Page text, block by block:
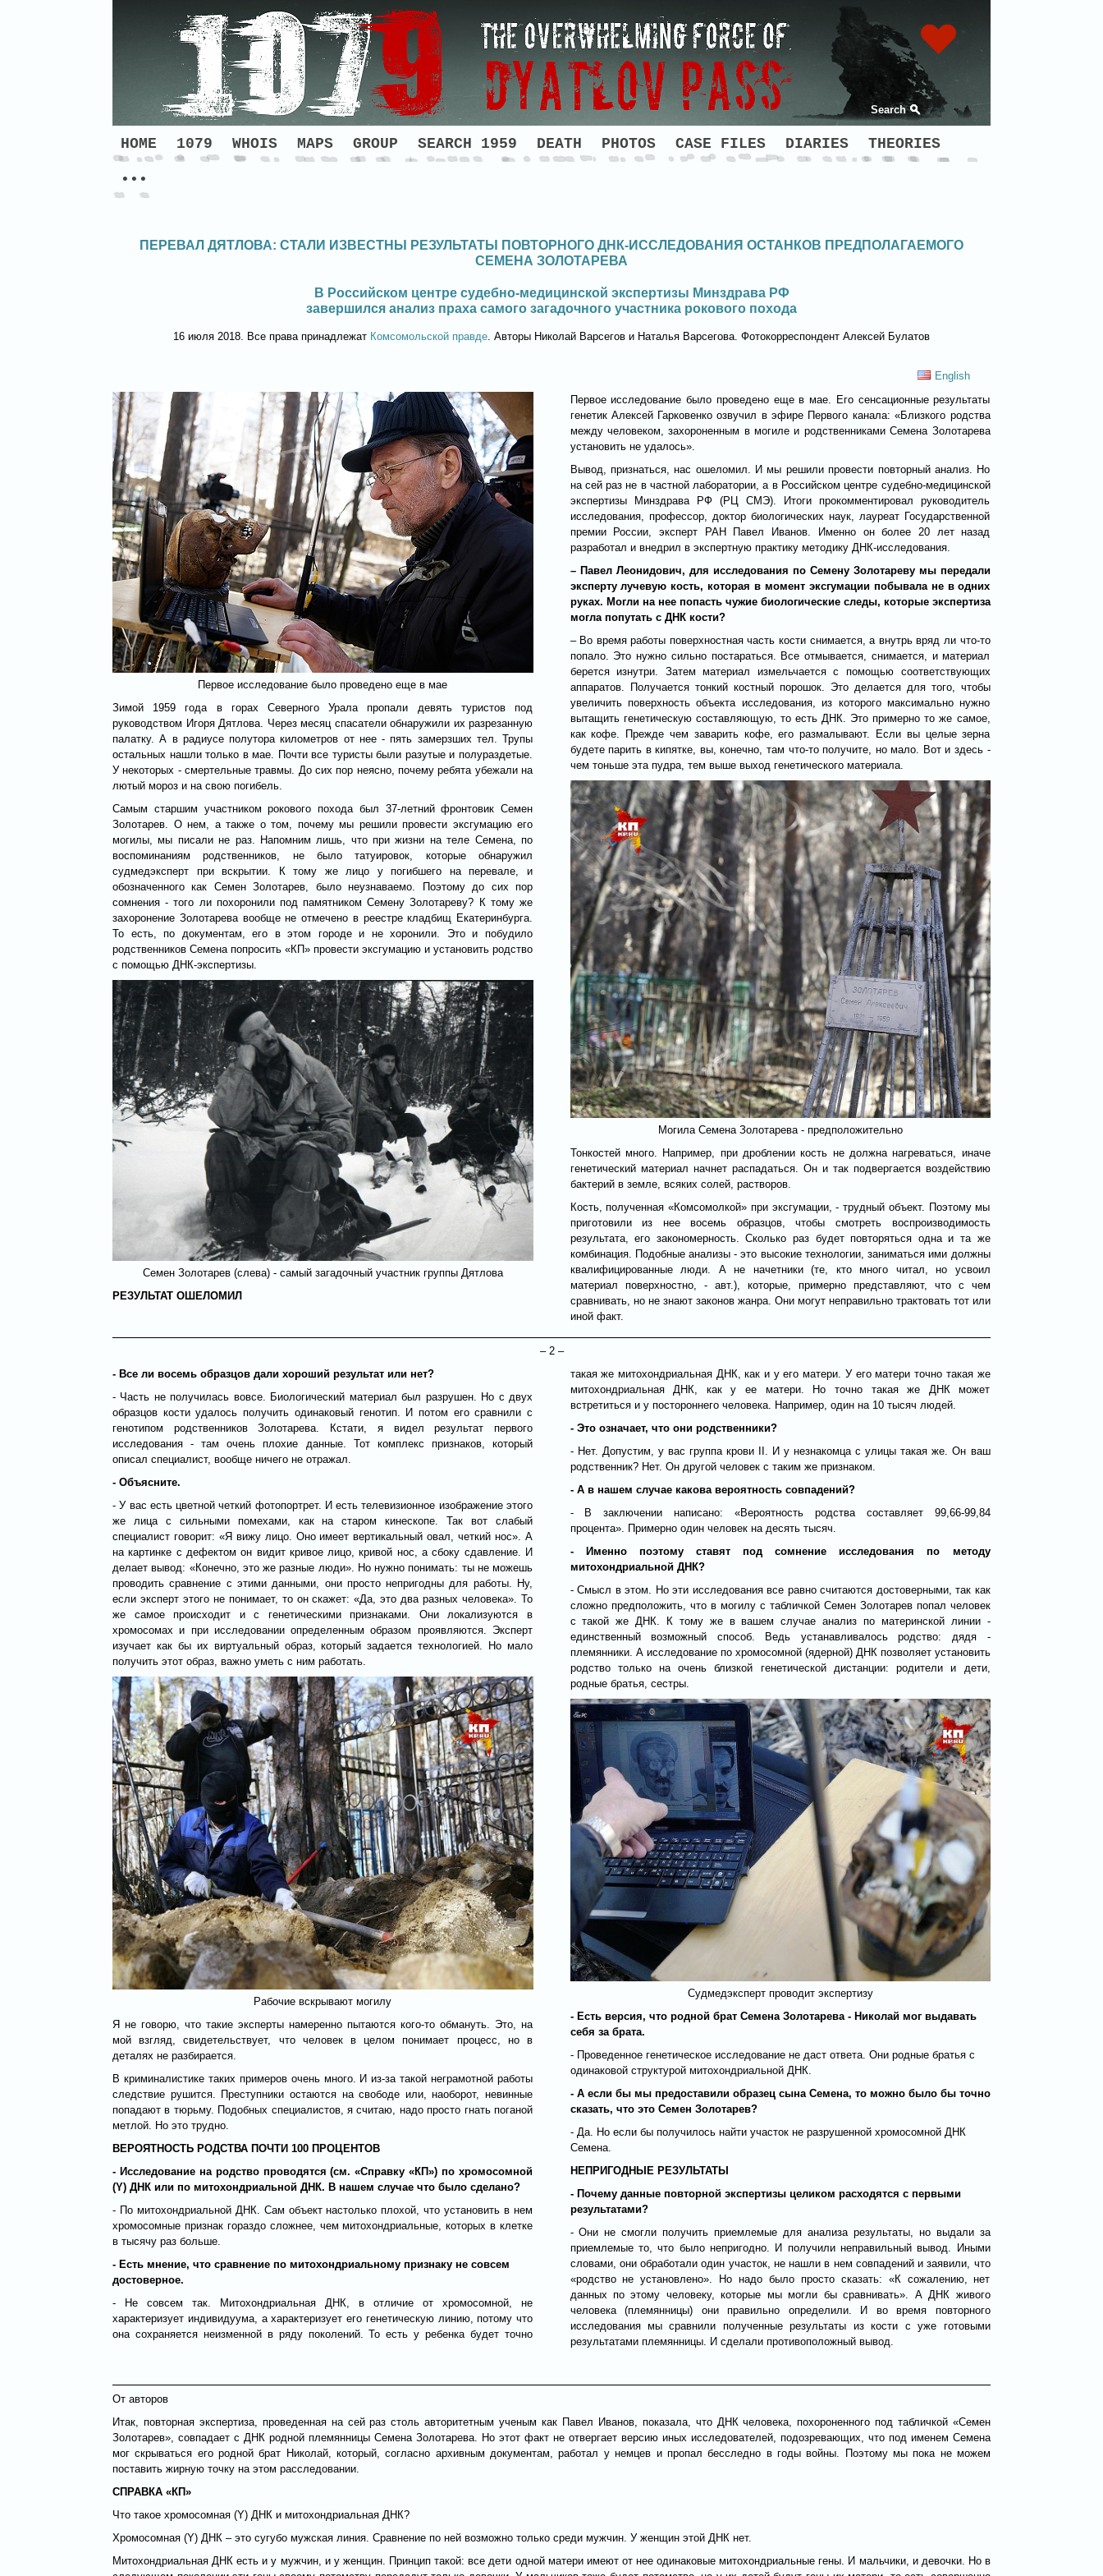
Search
HOME 1079 WHOIS MAPS GROUP SEARCH 1959 DEATH PHOTOS CASE FILES DIARIES THEORIES
•••
ПЕРЕВАЛ ДЯТЛОВА: СТАЛИ ИЗВЕСТНЫ РЕЗУЛЬТАТЫ ПОВТОРНОГО ДНК-ИССЛЕДОВАНИЯ ОСТАНКОВ ПРЕДПОЛАГАЕМОГО
СЕМЕНА ЗОЛОТАРЕВА
В Российском центре судебно-медицинской экспертизы Минздрава РФ
завершился анализ праха самого загадочного участника рокового похода
16 июля 2018. Все права принадлежат Комсомольской правде. Авторы Николай Варсегов и Наталья Варсегова. Фотокорреспондент Алексей Булатов
English
Первое исследование было проведено еще в мае
Зимой 1959 года в горах Северного Урала пропали девять туристов под
руководством Игоря Дятлова. Через месяц спасатели обнаружили их разрезанную
палатку. А в радиусе полутора километров от нее - пять замерзших тел. Трупы
остальных нашли только в мае. Почти все туристы были разутые и полураздетые.
У некоторых - смертельные травмы. До сих пор неясно, почему ребята убежали на
лютый мороз и на свою погибель.
Самым старшим участником рокового похода был 37-летний фронтовик Семен
Золотарев. О нем, а также о том, почему мы решили провести эксгумацию его
могилы, мы писали не раз. Напомним лишь, что при жизни на теле Семена, по
воспоминаниям родственников, не было татуировок, которые обнаружил
судмедэксперт при вскрытии. К тому же лицо у погибшего на перевале, и
обозначенного как Семен Золотарев, было неузнаваемо. Поэтому до сих пор
сомнения - того ли похоронили под памятником Семену Золотареву? К тому же
захоронение Золотарева вообще не отмечено в реестре кладбищ Екатеринбурга.
То есть, по документам, его в этом городе и не хоронили. Это и побудило
родственников Семена попросить «КП» провести эксгумацию и установить родство
с помощью ДНК-экспертизы.
Семен Золотарев (слева) - самый загадочный участник группы Дятлова
РЕЗУЛЬТАТ ОШЕЛОМИЛ
Первое исследование было проведено еще в мае. Его сенсационные результаты
генетик Алексей Гарковенко озвучил в эфире Первого канала: «Близкого родства
между человеком, захороненным в могиле и родственниками Семена Золотарева
установить не удалось».
Вывод, признаться, нас ошеломил. И мы решили провести повторный анализ. Но
на сей раз не в частной лаборатории, а в Российском центре судебно-медицинской
экспертизы Минздрава РФ (РЦ СМЭ). Итоги прокомментировал руководитель
исследования, профессор, доктор биологических наук, лауреат Государственной
премии России, эксперт РАН Павел Иванов. Именно он более 20 лет назад
разработал и внедрил в экспертную практику методику ДНК-исследования.
– Павел Леонидович, для исследования по Семену Золотареву мы передали
эксперту лучевую кость, которая в момент эксгумации побывала не в одних
руках. Могли на нее попасть чужие биологические следы, которые экспертиза
могла попутать с ДНК кости?
– Во время работы поверхностная часть кости снимается, а внутрь вряд ли что-то
попало. Это нужно сильно постараться. Все отмывается, снимается, и материал
берется изнутри. Затем материал измельчается с помощью соответствующих
аппаратов. Получается тонкий костный порошок. Это делается для того, чтобы
увеличить поверхность объекта исследования, из которого максимально нужно
вытащить генетическую составляющую, то есть ДНК. Это примерно то же самое,
как кофе. Прежде чем заварить кофе, его размалывают. Если вы целые зерна
будете парить в кипятке, вы, конечно, там что-то получите, но мало. Вот и здесь -
чем тоньше эта пудра, тем выше выход генетического материала.
Могила Семена Золотарева - предположительно
Тонкостей много. Например, при дроблении кость не должна нагреваться, иначе
генетический материал начнет распадаться. Он и так подвергается воздействию
бактерий в земле, всяких солей, растворов.
Кость, полученная «Комсомолкой» при эксгумации, - трудный объект. Поэтому мы
приготовили из нее восемь образцов, чтобы смотреть воспроизводимость
результата, его закономерность. Сколько раз будет повторяться одна и та же
комбинация. Подобные анализы - это высокие технологии, заниматься ими должны
квалифицированные люди. А не начетники (те, кто много читал, но усвоил
материал поверхностно, - авт.), которые, примерно представляют, что с чем
сравнивать, но не знают законов жанра. Они могут неправильно трактовать тот или
иной факт.
– 2 –
- Все ли восемь образцов дали хороший результат или нет?
- Часть не получилась вовсе. Биологический материал был разрушен. Но с двух
образцов кости удалось получить одинаковый генотип. И потом его сравнили с
генотипом родственников Золотарева. Кстати, я видел результат первого
исследования - там очень плохие данные. Тот комплекс признаков, который
описал специалист, вообще ничего не отражал.
- Объясните.
- У вас есть цветной четкий фотопортрет. И есть телевизионное изображение этого
же лица с сильными помехами, как на старом кинескопе. Так вот слабый
специалист говорит: «Я вижу лицо. Оно имеет вертикальный овал, четкий нос». А
на картинке с дефектом он видит кривое лицо, кривой нос, а сбоку сдавление. И
делает вывод: «Конечно, это же разные люди». Но нужно понимать: ты не можешь
проводить сравнение с этими данными, они просто непригодны для работы. Ну,
если эксперт этого не понимает, то он скажет: «Да, это два разных человека». То
же самое происходит и с генетическими признаками. Они локализуются в
хромосомах и при исследовании определенным образом проявляются. Эксперт
изучает как бы их виртуальный образ, который задается технологией. Но мало
получить этот образ, важно уметь с ним работать.
Рабочие вскрывают могилу
Я не говорю, что такие эксперты намеренно пытаются кого-то обмануть. Это, на
мой взгляд, свидетельствует, что человек в целом понимает процесс, но в
деталях не разбирается.
В криминалистике таких примеров очень много. И из-за такой неграмотной работы
следствие рушится. Преступники остаются на свободе или, наоборот, невинные
попадают в тюрьму. Подобных специалистов, я считаю, надо просто гнать поганой
метлой. Но это трудно.
ВЕРОЯТНОСТЬ РОДСТВА ПОЧТИ 100 ПРОЦЕНТОВ
- Исследование на родство проводятся (см. «Справку «КП») по хромосомной
(Y) ДНК или по митохондриальной ДНК. В нашем случае что было сделано?
- По митохондриальной ДНК. Сам объект настолько плохой, что установить в нем
хромосомные признак гораздо сложнее, чем митохондриальные, которых в клетке
в тысячу раз больше.
- Есть мнение, что сравнение по митохондриальному признаку не совсем
достоверное.
- Не совсем так. Митохондриальная ДНК, в отличие от хромосомной, не
характеризует индивидуума, а характеризует его генетическую линию, потому что
она сохраняется неизменной в ряду поколений. То есть у ребенка будет точно
такая же митохондриальная ДНК, как и у его матери. У его матери точно такая же
митохондриальная ДНК, как у ее матери. Но точно такая же ДНК может
встретиться и у постороннего человека. Например, один на 10 тысяч людей.
- Это означает, что они родственники?
- Нет. Допустим, у вас группа крови II. И у незнакомца с улицы такая же. Он ваш
родственник? Нет. Он другой человек с таким же признаком.
- А в нашем случае какова вероятность совпадений?
- В заключении написано: «Вероятность родства составляет 99,66-99,84
процента». Примерно один человек на десять тысяч.
- Именно поэтому ставят под сомнение исследования по методу
митохондриальной ДНК?
- Смысл в этом. Но эти исследования все равно считаются достоверными, так как
сложно предположить, что в могилу с табличкой Семен Золотарев попал человек
с такой же ДНК. К тому же в вашем случае анализ по материнской линии -
единственный возможный способ. Ведь устанавливалось родство: дядя -
племянники. А исследование по хромосомной (ядерной) ДНК позволяет установить
родство только на очень близкой генетической дистанции: родители и дети,
родные братья, сестры.
Судмедэксперт проводит экспертизу
- Есть версия, что родной брат Семена Золотарева - Николай мог выдавать
себя за брата.
- Проведенное генетическое исследование не даст ответа. Они родные братья с
одинаковой структурой митохондриальной ДНК.
- А если бы мы предоставили образец сына Семена, то можно было бы точно
сказать, что это Семен Золотарев?
- Да. Но если бы получилось найти участок не разрушенной хромосомной ДНК
Семена.
НЕПРИГОДНЫЕ РЕЗУЛЬТАТЫ
- Почему данные повторной экспертизы целиком расходятся с первыми
результатами?
- Они не смогли получить приемлемые для анализа результаты, но выдали за
приемлемые то, что было непригодно. И получили неправильный вывод. Иными
словами, они обработали один участок, не нашли в нем совпадений и заявили, что
«родство не установлено». Но надо было просто сказать: «К сожалению, нет
данных по этому человеку, которые мы могли бы сравнивать». А ДНК живого
человека (племянницы) они правильно определили. И во время повторного
исследования мы сравнили полученные результаты из кости с уже готовыми
результатами племянницы. И сделали противоположный вывод.
От авторов
Итак, повторная экспертиза, проведенная на сей раз столь авторитетным ученым как Павел Иванов, показала, что ДНК человека, похороненного под табличкой «Семен
Золотарев», совпадает с ДНК родной племянницы Семена Золотарева. Но этот факт не отвергает версию иных исследователей, подозревающих, что под именем Семена
мог скрываться его родной брат Николай, который, согласно архивным документам, работал у немцев и пропал бесследно в годы войны. Поэтому мы пока не можем
поставить жирную точку на этом расследовании.
СПРАВКА «КП»
Что такое хромосомная (Y) ДНК и митохондриальная ДНК?
Хромосомная (Y) ДНК – это сугубо мужская линия. Сравнение по ней возможно только среди мужчин. У женщин этой ДНК нет.
Митохондриальная ДНК есть и у мужчин, и у женщин. Принцип такой: все дети одной матери имеют от нее одинаковые митохондриальные гены. И мальчики, и девочки. Но в